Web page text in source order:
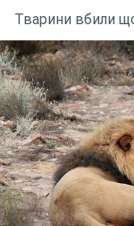
Тварини вбили